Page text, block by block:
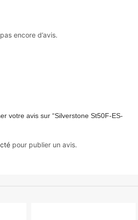
encore d’avis.
votre avis sur “Silverstone St50F-ES-
pour publier un avis.